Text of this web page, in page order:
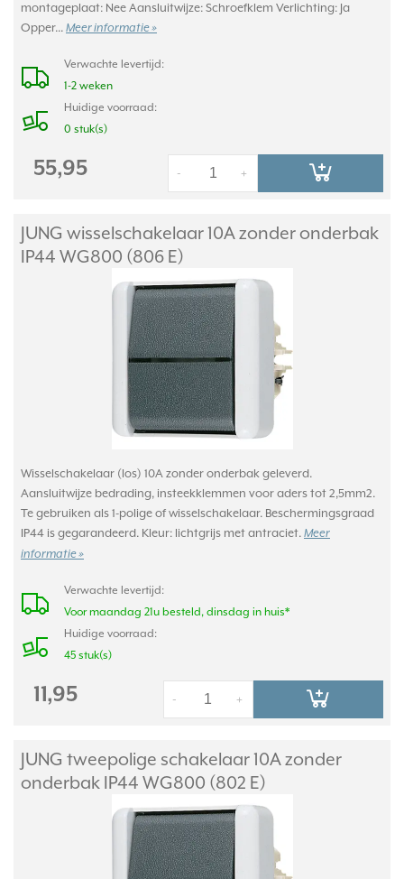
montageplaat: Nee Aansluitwijze: Schroefklem Verlichting: Ja
Opper... Meer informatie »
Verwachte levertijd:
1-2 weken
Huidige voorraad:
0 stuk(s)
55,95 +
-
JUNG wisselschakelaar 10A zonder onderbak
IP44 WG800 (806 E)
Wisselschakelaar (los) 10A zonder onderbak geleverd.
Aansluitwijze bedrading, insteekklemmen voor aders tot 2,5mm2.
Te gebruiken als 1-polige of wisselschakelaar. Beschermingsgraad
IP44 is gegarandeerd. Kleur: lichtgrijs met antraciet. Meer
informatie »
Verwachte levertijd:
Voor maandag 21u besteld, dinsdag in huis*
Huidige voorraad:
45 stuk(s)
11,95 +
-
JUNG tweepolige schakelaar 10A zonder
onderbak IP44 WG800 (802 E)